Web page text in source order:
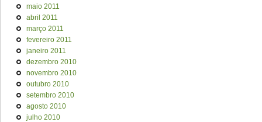
maio 2011
abril 2011
março 2011
fevereiro 2011
janeiro 2011
dezembro 2010
novembro 2010
outubro 2010
setembro 2010
agosto 2010
julho 2010